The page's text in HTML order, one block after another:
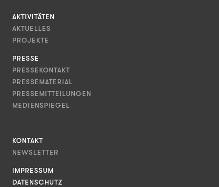
AKTIVITÄTEN
AKTUELLES
PROJEKTE
PRESSE
PRESSEKONTAKT
PRESSEMATERIAL
PRESSEMITTEILUNGEN
MEDIENSPIEGEL
KONTAKT
NEWSLETTER
IMPRESSUM
DATENSCHUTZ